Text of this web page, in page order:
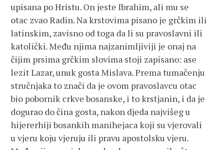
upisana po Hristu. On jeste Ibrahim, ali mu se
otac zvao Radin. Na krstovima pisano je grčkim ili
latinskim, zavisno od toga da li su pravoslavni ili
katolički. Među njima najzanimljiviji je onaj na
čijim prsima grčkim slovima stoji zapisano: ase
lezit Lazar, unuk gosta Mislava. Prema tumačenju
stručnjaka to znači da je ovom pravoslavcu otac
bio pobornik crkve bosanske, i to krstjanin, i da je
dogurao do čina gosta, nakon djeda najvišeg u
hijererhiji bosankih manihejaca koji su vjerovali
u vjeru koju vjeruju ili pravu apostolsku vjeru.